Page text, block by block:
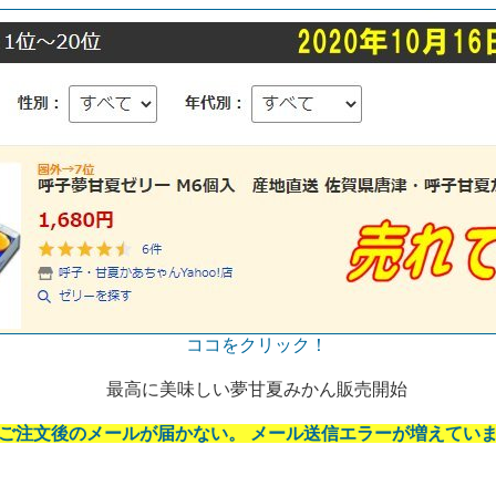
ココをクリック！
最高に美味しい夢甘夏みかん販売開始
注文後のメールが届かない。 メール送信エラーが増えてい